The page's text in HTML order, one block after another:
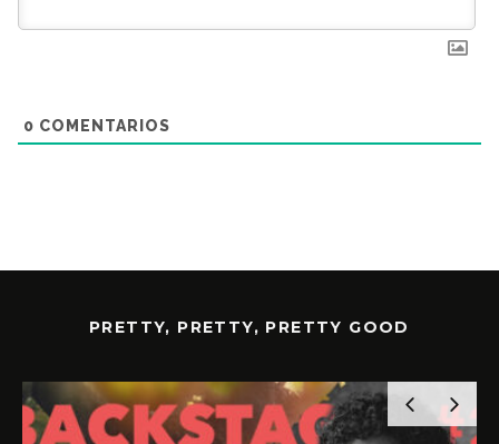
0 COMENTARIOS
PRETTY, PRETTY, PRETTY GOOD